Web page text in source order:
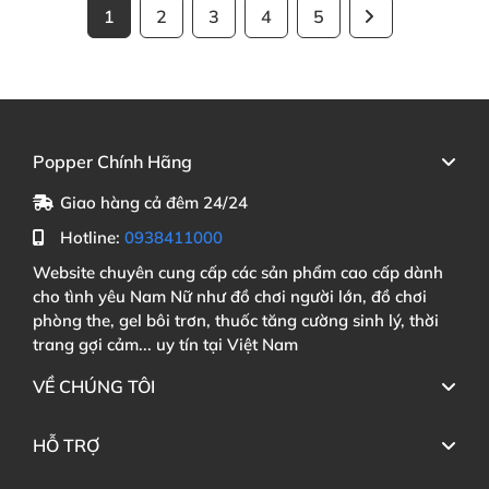
Vệ sinh kỹ sau mỗi lần sử dụng
Đặt Mua Dương Vật Giả Wowyes Kiki Plus
Ngay Hôm Nay!
Hãy tự tin chăm sóc bản thân, khám phá bản ngã
tận hưởng khoái cảm một cách lành mạnh
, an
toàn.
phụ nữ hiện đại, yêu bản thân
vẹnvới cảm xúc.
1 2 3 4 5
Popper Chính Hãng
Giao hàng cả đêm 24/24
Hotline: 0938411000
Website chuyên cung cấp các sản phẩm cao cấp dành
cho tình yêu Nam Nữ như đồ chơi người lớn, đồ chơi
phòng the, gel bôi trơn, thuốc tăng cường sinh lý, thời
trang gợi cảm... uy tín tại Việt Nam
VỀ CHÚNG TÔI
HỖ TRỢ